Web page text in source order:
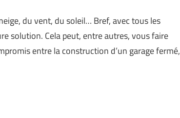
du vent, du soleil… Bref, avec tous les
solution. Cela peut, entre autres, vous faire
entre la construction d’un garage fermé,